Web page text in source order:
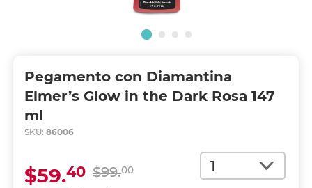
Pegamento con Diamantina
Elmer’s Glow in the Dark Rosa 147
ml
SKU: 86006
Cantidad
$99.00
$59.40